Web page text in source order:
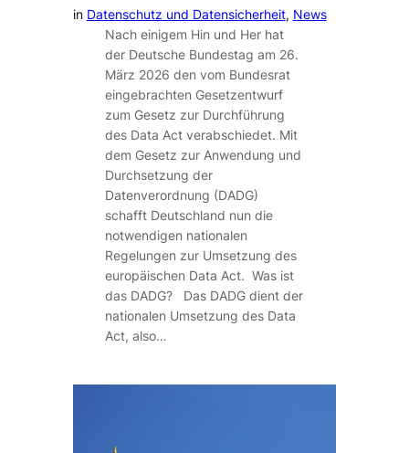
in Datenschutz und Datensicherheit, News
Nach einigem Hin und Her hat
der Deutsche Bundestag am 26.
März 2026 den vom Bundesrat
eingebrachten Gesetzentwurf
zum Gesetz zur Durchführung
des Data Act verabschiedet. Mit
dem Gesetz zur Anwendung und
Durchsetzung der
Datenverordnung (DADG)
schafft Deutschland nun die
notwendigen nationalen
Regelungen zur Umsetzung des
europäischen Data Act. Was ist
das DADG? Das DADG dient der
nationalen Umsetzung des Data
Act, also…